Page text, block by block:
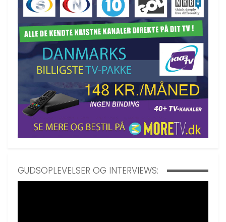
GUDSOPLEVELSER OG INTERVIEWS: